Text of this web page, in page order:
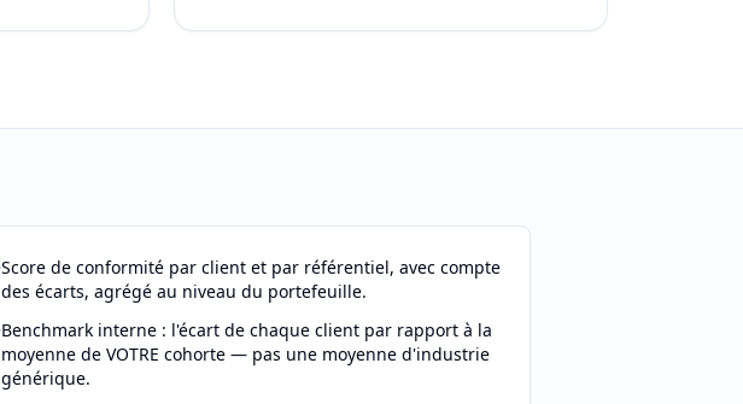
Score de conformité par client et par référentiel, avec compte
des écarts, agrégé au niveau du portefeuille.
Benchmark interne : l'écart de chaque client par rapport à la
moyenne de VOTRE cohorte — pas une moyenne d'industrie
générique.